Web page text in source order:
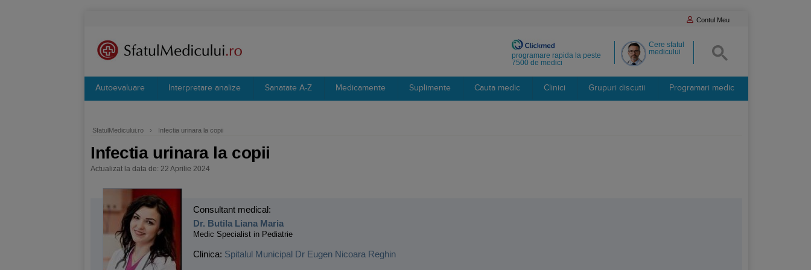
Contul Meu
Cere sfatul
medicului
programare rapida la peste
7500 de medici
Autoevaluare Interpretare analize Sanatate A-Z Medicamente Suplimente Cauta medic Clinici Grupuri discutii Programari medic
SfatulMedicului.ro › Infectia urinara la copii
Infectia urinara la copii
Actualizat la data de: 22 Aprilie 2024
Consultant medical:
Dr. Butila Liana Maria
Medic Specialist in Pediatrie
Clinica: Spitalul Municipal Dr Eugen Nicoara Reghin